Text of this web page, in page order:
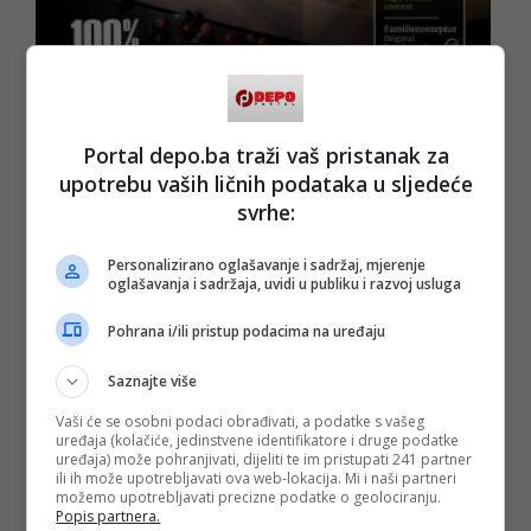
Poslije više od 12 godina razvoja, njegova firma sada
snabdijeva više od 250 ugostitelja u Njemačkoj i Austriji, te
više od 3000 prodajnih mjesta i supermarketa širom
Njemačke i Austrije, uključujući lance poput Rewe, Edeka, V-
Također, dosta sarađuje sa vlasnicima pokretnih restorana -
kamiona sa brzom hranom koji su u ekspanziji u Njemačkoj,
a koji rade s njegovom firmom od samih početaka.
- U okviru kompanije proizvodimo i uvozimo više od 40
Sjeverne Makedonije, među kojima su kajmak iz Srbije, ajvar
iz Makedonije, pite i somuni iz Sarajeva, kao i vina iz
Hrvatske. Danas smo jedan od značajnijih dobavljača za
većinu balkanskih restorana u Njemačkoj, Austriji,
Luksemburgu i Hrvatskoj. U samom centru Minhena, u
blizini Marienplatza, nalaze se i moja dva restorana, La
Fayette München i pizzerija Little Italy bei La Fayette u koje
redovno dolaze najpoznatiji sportisti, glumci i biznismeni -
Portal depo.ba traži vaš pristanak za
upotrebu vaših ličnih podataka u sljedeće
svrhe:
Personalizirano oglašavanje i sadržaj, mjerenje
oglašavanja i sadržaja, uvidi u publiku i razvoj usluga
Pohrana i/ili pristup podacima na uređaju
Saznajte više
Vaši će se osobni podaci obrađivati, a podatke s vašeg
uređaja (kolačiće, jedinstvene identifikatore i druge podatke
uređaja) može pohranjivati, dijeliti te im pristupati 241 partner
ili ih može upotrebljavati ova web-lokacija. Mi i naši partneri
možemo upotrebljavati precizne podatke o geolociranju.
Popis partnera.